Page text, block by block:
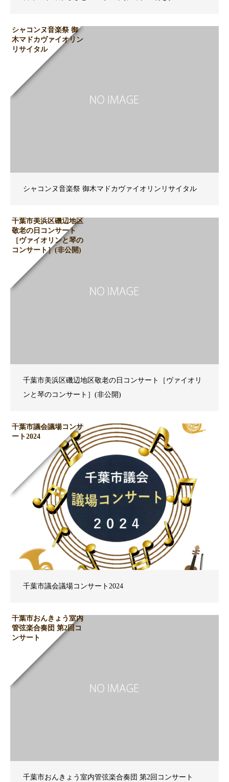
シャコンヌ音楽祭 御
木マドカヴァイオリン
リサイタル
シャコンヌ音楽祭 御木マドカヴァイオリンリサイタル
千葉市美浜区磯辺地区
敬老の日コンサート
［ヴァイオリンと琴の
コンサート］(非公開)
千葉市美浜区磯辺地区敬老の日コンサート［ヴァイオリ
ンと琴のコンサート］(非公開)
千葉市議会議場コンサ
ート2024
千葉市議会議場コンサート2024
千葉市おんきょう室内
管弦楽合奏団 第2回コ
ンサート
千葉市おんきょう室内管弦楽合奏団 第2回コンサート